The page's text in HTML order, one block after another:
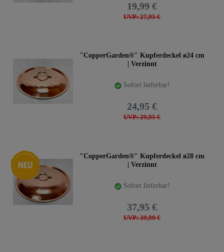
UVP: 27,95 €
19,99 €
"CopperGarden®" Kupferdeckel ø24 cm
| Verzinnt
Sofort lieferbar!
UVP: 29,95 €
24,95 €
Neuheit
"CopperGarden®" Kupferdeckel ø28 cm
| Verzinnt
Sofort lieferbar!
UVP: 39,99 €
37,95 €